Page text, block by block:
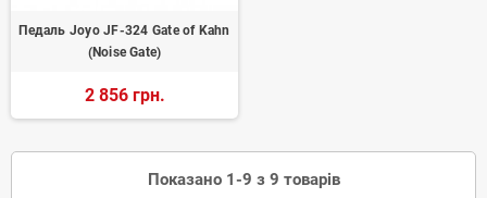
Педаль Joyo JF-324 Gate of Kahn
(Noise Gate)
2 856 грн.
Показано 1-9 з 9 товарів